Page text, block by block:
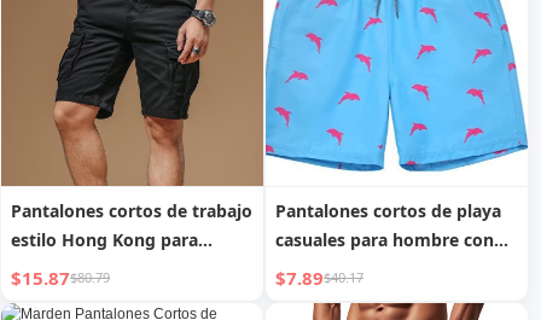
Pantalones cortos de trabajo
estilo Hong Kong para
hombre
$15.87$80.79
Pantalones cortos de playa
casuales para hombre con
estampado 3D
$7.89$40.17